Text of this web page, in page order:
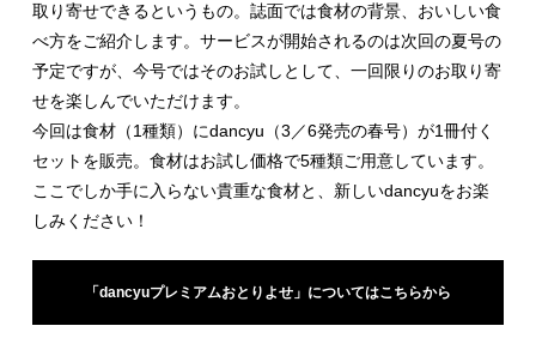
取り寄せできるというもの。誌面では食材の背景、おいしい食
べ方をご紹介します。サービスが開始されるのは次回の夏号の
予定ですが、今号ではそのお試しとして、一回限りのお取り寄
せを楽しんでいただけます。
今回は食材（1種類）にdancyu（3／6発売の春号）が1冊付く
セットを販売。食材はお試し価格で5種類ご用意しています。
ここでしか手に入らない貴重な食材と、新しいdancyuをお楽
しみください！
「dancyuプレミアムおとりよせ」についてはこちらから